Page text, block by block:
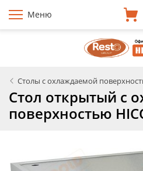
Меню
Столы с охлаждаемой
Стол открытый с
поверхностью